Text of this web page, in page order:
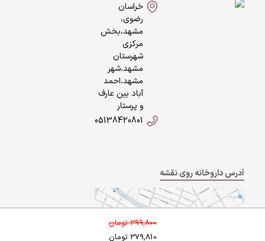
399,800 تومان
379,810 تومان
خراسان
رضوی،
مشهد،بخش
مرکزی
شهرستان
مشهد،شهر
مشهد،احمد
آباد بین عارف
و پرستار
05138420801
آدرس داروخانه روی نقشه